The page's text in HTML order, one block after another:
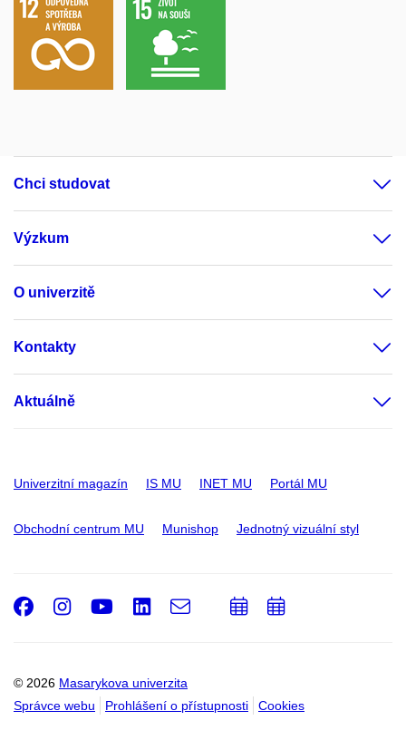
Chci studovat
Výzkum
O univerzitě
Kontakty
Aktuálně
Univerzitní magazín IS MU INET MU Portál MU
Obchodní centrum MU Munishop Jednotný vizuální styl
© 2026 Masarykova univerzita
Správce webu
Prohlášení o přístupnosti Cookies
Facebook
Instagram
Youtube
LinkedIn
e-
PřidatPřidat